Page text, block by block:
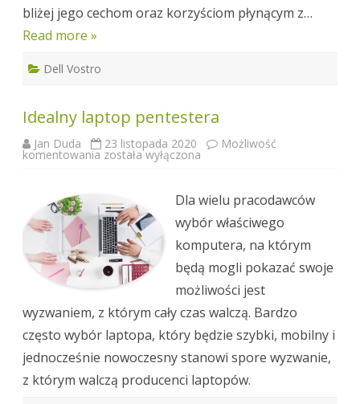
bliżej jego cechom oraz korzyściom płynącym z…
Read more »
Dell Vostro
Idealny laptop pentestera
Jan Duda 23 listopada 2020 Możliwość
komentowania Idealny
została wyłączona
Dla wielu pracodawców
wybór właściwego
komputera, na którym
będą mogli pokazać swoje
możliwości jest
wyzwaniem, z którym cały czas walczą. Bardzo
często wybór laptopa, który będzie szybki, mobilny i
jednocześnie nowoczesny stanowi spore wyzwanie,
z którym walczą producenci laptopów.